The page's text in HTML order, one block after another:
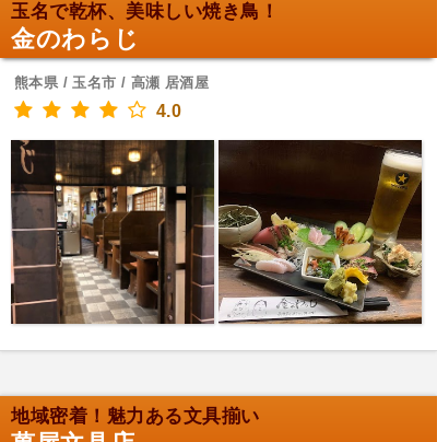
玉名で乾杯、美味しい焼き鳥！
金のわらじ
熊本県 / 玉名市 / 高瀬 居酒屋
4.0
地域密着！魅力ある文具揃い